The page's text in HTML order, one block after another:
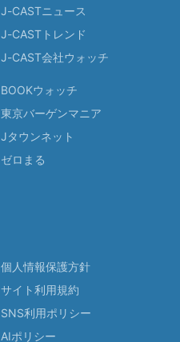
J-CASTニュース
J-CASTトレンド
J-CAST会社ウォッチ
BOOKウォッチ
東京バーゲンマニア
Jタウンネット
ゼロまる
個人情報保護方針
サイト利用規約
SNS利用ポリシー
AIポリシー